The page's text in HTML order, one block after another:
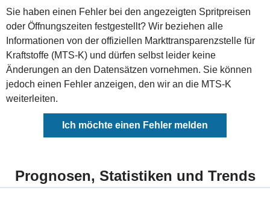
Sie haben einen Fehler bei den angezeigten Spritpreisen
oder Öffnungszeiten festgestellt? Wir beziehen alle
Informationen von der offiziellen Markttransparenzstelle für
Kraftstoffe (MTS-K) und dürfen selbst leider keine
Änderungen an den Datensätzen vornehmen. Sie können
jedoch einen Fehler anzeigen, den wir an die MTS-K
weiterleiten.
Ich möchte einen Fehler melden
Prognosen, Statistiken und Trends